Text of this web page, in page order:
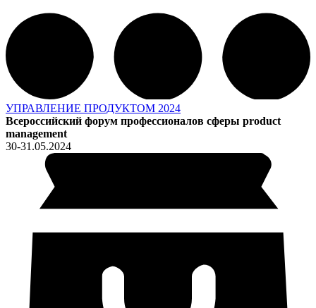
УПРАВЛЕНИЕ ПРОДУКТОМ 2024
Всероссийский форум профессионалов сферы product
management
30-31.05.2024